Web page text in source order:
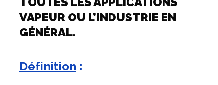
VAPEUR OU L’INDUSTRIE EN
GÉNÉRAL.
Définition :